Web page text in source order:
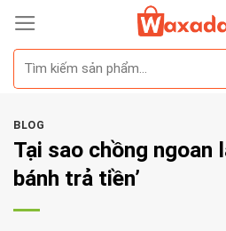
Skip
content
BLOG
Tại sao chồng ngoan
bánh trả tiền’